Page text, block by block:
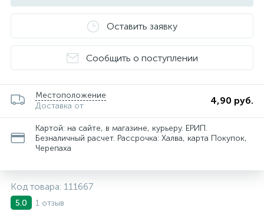
Оставить заявку
Сообщить о поступлении
Местоположение
Доставка от
4,90 руб.
Картой: на сайте, в магазине, курьеру. ЕРИП.
Безналичный расчет. Рассрочка: Халва, карта Покупок,
Черепаха
Код товара: 111667
5.0 1 отзыв